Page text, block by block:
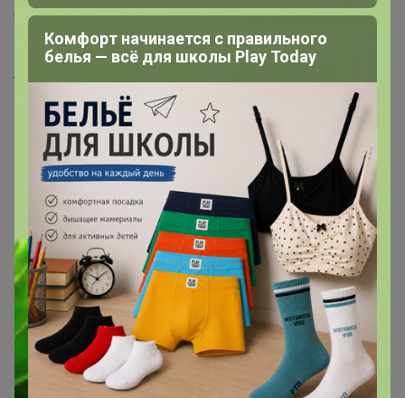
Доставка
Шоурумы
Торговые марки
Наша команда
В наличии
Подарочные сертификаты
Реклама на сайте
Поставщикам
Вакансии
support@24-ok.ru
Написать в поддержку
Защита покупателя
Комфорт начинается с правильного
белья — всё для школы Play Today